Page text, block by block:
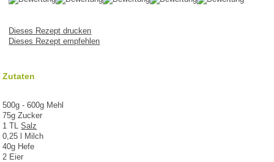
Dieses Rezept drucken
Dieses Rezept empfehlen
Zutaten
500g - 600g Mehl
75g Zucker
1 TLSalz
0,25 l Milch
40g Hefe
2 Eier